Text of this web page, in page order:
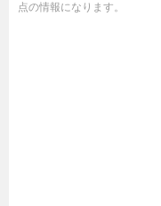
点の情報になります。